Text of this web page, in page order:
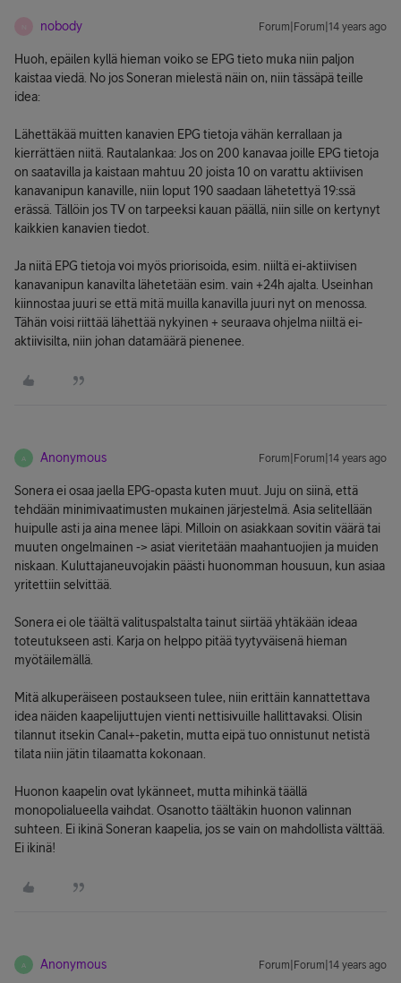
nobody Forum|Forum|14 years ago
Huoh, epäilen kyllä hieman voiko se EPG tieto muka niin paljon
kaistaa viedä. No jos Soneran mielestä näin on, niin tässäpä teille
idea:
Lähettäkää muitten kanavien EPG tietoja vähän kerrallaan ja
kierrättäen niitä. Rautalankaa: Jos on 200 kanavaa joille EPG tietoja
on saatavilla ja kaistaan mahtuu 20 joista 10 on varattu aktiivisen
kanavanipun kanaville, niin loput 190 saadaan lähetettyä 19:ssä
erässä. Tällöin jos TV on tarpeeksi kauan päällä, niin sille on kertynyt
kaikkien kanavien tiedot.
Ja niitä EPG tietoja voi myös priorisoida, esim. niiltä ei-aktiivisen
kanavanipun kanavilta lähetetään esim. vain +24h ajalta. Useinhan
kiinnostaa juuri se että mitä muilla kanavilla juuri nyt on menossa.
Tähän voisi riittää lähettää nykyinen + seuraava ohjelma niiltä ei-
aktiivisilta, niin johan datamäärä pienenee.
A Anonymous Forum|Forum|14 years ago
Sonera ei osaa jaella EPG-opasta kuten muut. Juju on siinä, että
tehdään minimivaatimusten mukainen järjestelmä. Asia selitellään
huipulle asti ja aina menee läpi. Milloin on asiakkaan sovitin väärä tai
muuten ongelmainen -> asiat vieritetään maahantuojien ja muiden
niskaan. Kuluttajaneuvojakin päästi huonomman housuun, kun asiaa
yritettiin selvittää.
Sonera ei ole täältä valituspalstalta tainut siirtää yhtäkään ideaa
toteutukseen asti. Karja on helppo pitää tyytyväisenä hieman
myötäilemällä.
Mitä alkuperäiseen postaukseen tulee, niin erittäin kannattettava
idea näiden kaapelijuttujen vienti nettisivuille hallittavaksi. Olisin
tilannut itsekin Canal+-paketin, mutta eipä tuo onnistunut netistä
tilata niin jätin tilaamatta kokonaan.
Huonon kaapelin ovat lykänneet, mutta mihinkä täällä
monopolialueella vaihdat. Osanotto täältäkin huonon valinnan
suhteen. Ei ikinä Soneran kaapelia, jos se vain on mahdollista välttää.
Ei ikinä!
A Anonymous Forum|Forum|14 years ago